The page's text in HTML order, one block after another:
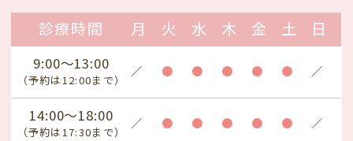
診療時間 月 火 水 木 金 土 日
9:00～13:00
（予約は12:00まで）
／ ● ● ● ● ● ／
14:00～18:00
（予約は17:30まで）
／ ● ● ● ● ● ／